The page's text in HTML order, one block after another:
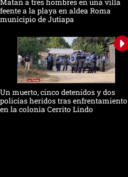
Matan a tres hombres en una villa
feente a la playa en aldea Roma
municipio de Jutiapa
Un muerto, cinco detenidos y dos
policías heridos tras enfrentamiento
en la colonia Cerrito Lindo